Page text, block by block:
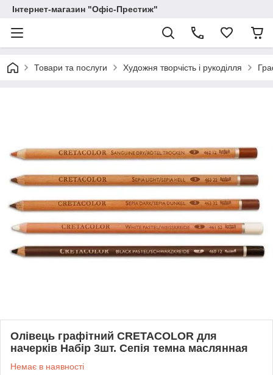
Інтернет-магазин "Офіс-Престиж"
Товари та послуги Художня творчість і рукоділля
Олівець графітний CRETACOLOR для
начерків Набір 3шт. Сепія темна маслянная
Немає в наявності